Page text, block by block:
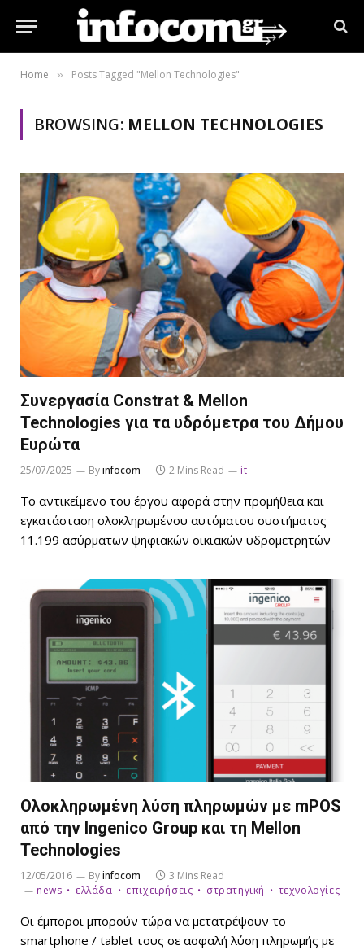
Home » Posts Tagged "Mellon Technologies"
BROWSING: MELLON TECHNOLOGIES
Συνεργασία Constrat & Mellon
Technologies για τα υδρόμετρα του Δήμου
Ευρώτα
25/07/2025 Byinfocom 2 Mins Read it
Το αντικείμενο του έργου αφορά στην προμήθεια και
εγκατάσταση ολοκληρωμένου αυτόματου συστήματος
11.199 ασύρματων ψηφιακών οικιακών υδρομετρητών
Ολοκληρωμένη λύση πληρωμών με mPOS
από την Ingenico Group και τη Mellon
Technologies
12/05/2016 Byinfocom
3 Mins Read
news
ελλάδα επιχειρήσεις στρατηγική τεχνολογίες
Οι έμποροι μπορούν τώρα να μετατρέψουν το
smartphone / tablet τους σε ασφαλή λύση πληρωμής με